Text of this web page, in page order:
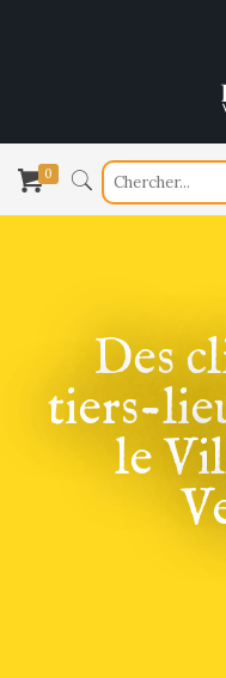
0
Des
tiers-
le